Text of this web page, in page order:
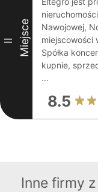
II Miejsce
Nawojowej,
miejscowości
Spółka
kupnie,
...
8.5
Inne firmy